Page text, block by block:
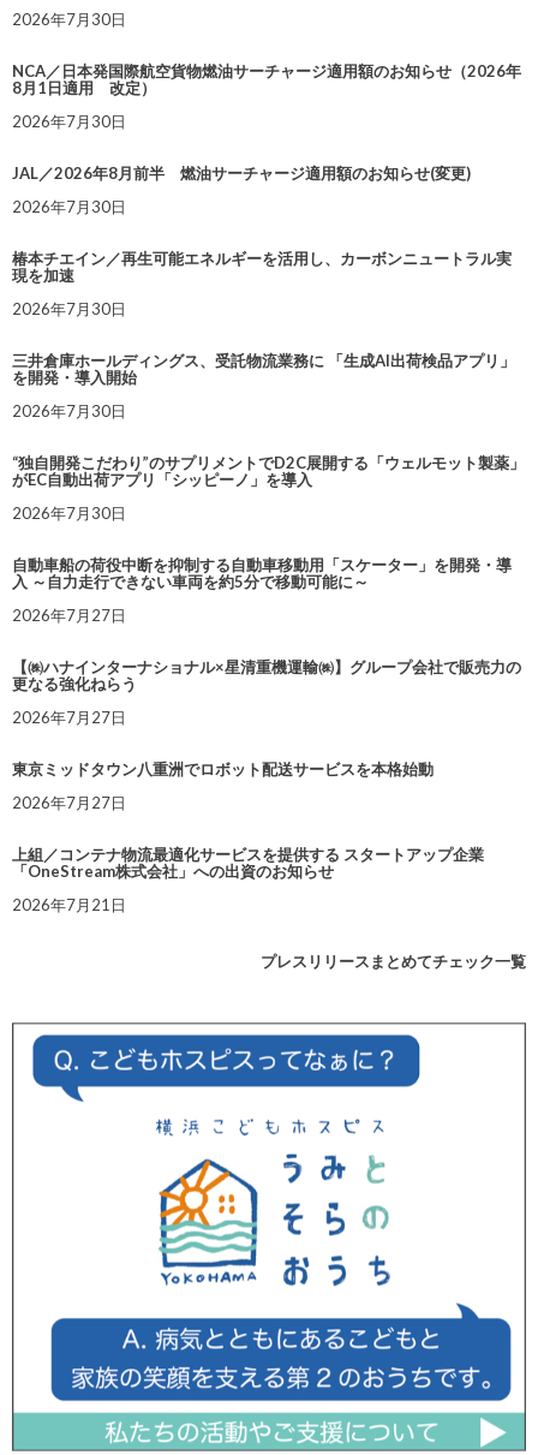
2026年7月30日
NCA／日本発国際航空貨物燃油サーチャージ適用額のお知らせ（2026年
8月1日適用 改定）
2026年7月30日
JAL／2026年8月前半 燃油サーチャージ適用額のお知らせ(変更)
2026年7月30日
椿本チエイン／再生可能エネルギーを活用し、カーボンニュートラル実
現を加速
2026年7月30日
三井倉庫ホールディングス、受託物流業務に 「生成AI出荷検品アプリ」
を開発・導入開始
2026年7月30日
“独自開発こだわり”のサプリメントでD2C展開する「ウェルモット製薬」
がEC自動出荷アプリ「シッピーノ」を導入
2026年7月30日
自動車船の荷役中断を抑制する自動車移動用「スケーター」を開発・導
入 ～自力走行できない車両を約5分で移動可能に～
2026年7月27日
【㈱ハナインターナショナル×星清重機運輸㈱】グループ会社で販売力の
更なる強化ねらう
2026年7月27日
東京ミッドタウン八重洲でロボット配送サービスを本格始動
2026年7月27日
上組／コンテナ物流最適化サービスを提供する スタートアップ企業
「OneStream株式会社」への出資のお知らせ
2026年7月21日
プレスリリースまとめてチェック一覧